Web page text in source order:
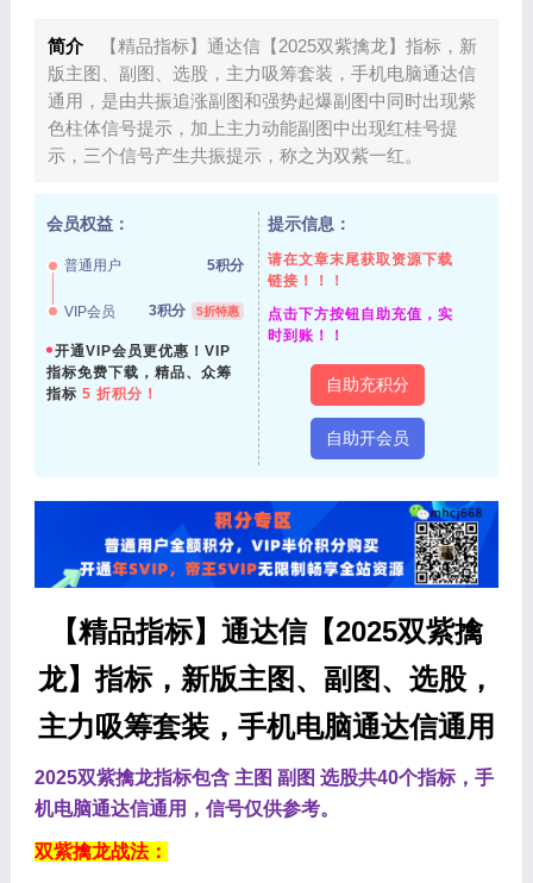
简介
【精品指标】通达信【2025双紫擒龙】指标，新
版主图、副图、选股，主力吸筹套装，手机电脑通达信
通用，是由共振追涨副图和强势起爆副图中同时出现紫
色柱体信号提示，加上主力动能副图中出现红桂号提
示，三个信号产生共振提示，称之为双紫一红。
会员权益：
普通用户 5积分
VIP会员 3积分 5折特惠
开通VIP会员更优惠！VIP
指标免费下载，精品、众筹
指标 5 折积分！
提示信息：
请在文章末尾获取资源下载
链接！！！
点击下方按钮自助充值，实
时到账！！
自助充积分
自助开会员
【精品指标】通达信【2025双紫擒
龙】指标，新版主图、副图、选股，
主力吸筹套装，手机电脑通达信通用
2025双紫擒龙指标包含 主图 副图 选股共40个指标，手
机电脑通达信通用，信号仅供参考。
双紫擒龙战法：